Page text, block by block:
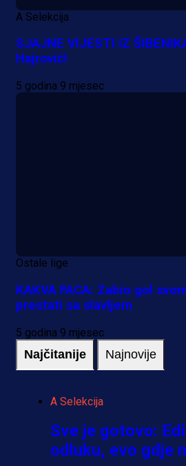
A Selekcija
SJAJNE VIJESTI IZ
Hajrović!
5 godina 9 mjesec
Ostale lige
KAKVA FACA: Zabio gol
prestati sa slavljem
5 godina 9 mjesec
Najčitanije Najnovije
A Selekcija
Sve je gotovo:
odluku, evo gdje